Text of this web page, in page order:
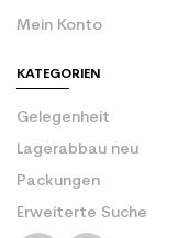
Mein Konto
KATEGORIEN
Gelegenheit
Lagerabbau neu
Packungen
Erweiterte Suche